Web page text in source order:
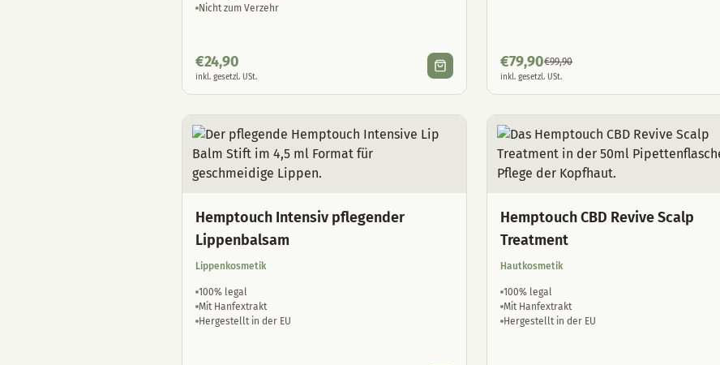
Nicht zum Verzehr
€24,90
inkl. gesetzl. USt.
€79,90€99,90
inkl. gesetzl. USt.
Hemptouch Intensiv pflegender
Lippenbalsam
Lippenkosmetik
100% legal
Mit Hanfextrakt
Hergestellt in der EU
Hemptouch CBD Revive Scalp
Treatment
Hautkosmetik
100% legal
Mit Hanfextrakt
Hergestellt in der EU